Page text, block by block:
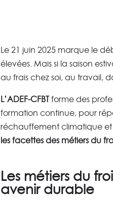
Le 21 juin 2025 marque le
élevées. Mais si la saison
au frais chez soi, au travail,
L’ADEF-CFBTforme des
formation continue, pour
réchauffement climatique
les facettes des métiers du
Les métiers du
avenir durable